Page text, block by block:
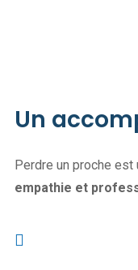
Un
Perdre un proche
empathie et